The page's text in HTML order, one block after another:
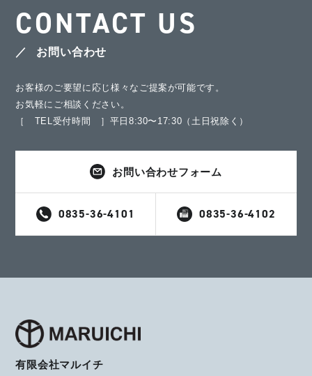
CONTACT US
お問い合わせ
お客様のご要望に応じ様々なご提案が可能です。
お気軽にご相談ください。
［ TEL受付時間 ］平日8:30〜17:30（土日祝除く）
お問い合わせフォーム
0835-36-4101 0835-36-4102
有限会社マルイチ